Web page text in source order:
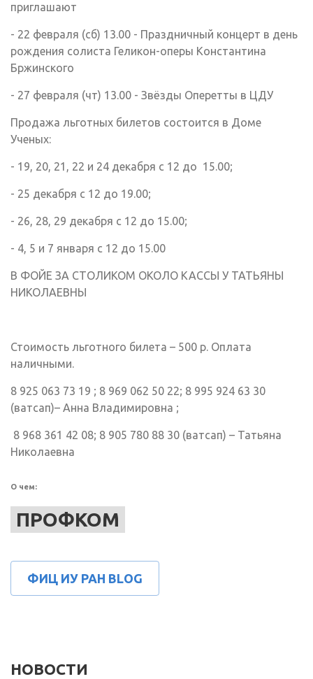
приглашают
- 22 февраля (сб) 13.00 - Праздничный концерт в день
рождения солиста Геликон-оперы Константина
Бржинского
- 27 февраля (чт) 13.00 - Звёзды Оперетты в ЦДУ
Продажа льготных билетов состоится в Доме
Ученых:
- 19, 20, 21, 22 и 24 декабря с 12 до 15.00;
- 25 декабря с 12 до 19.00;
- 26, 28, 29 декабря с 12 до 15.00;
- 4, 5 и 7 января с 12 до 15.00
В ФОЙЕ ЗА СТОЛИКОМ ОКОЛО КАССЫ У ТАТЬЯНЫ
НИКОЛАЕВНЫ
Стоимость льготного билета – 500 р. Оплата
наличными.
8 925 063 73 19 ; 8 969 062 50 22; 8 995 924 63 30
(ватсап)– Анна Владимировна ;
8 968 361 42 08; 8 905 780 88 30 (ватсап) – Татьяна
Николаевна
О чем:
ПРОФКОМ
ФИЦ ИУ РАН BLOG
НОВОСТИ